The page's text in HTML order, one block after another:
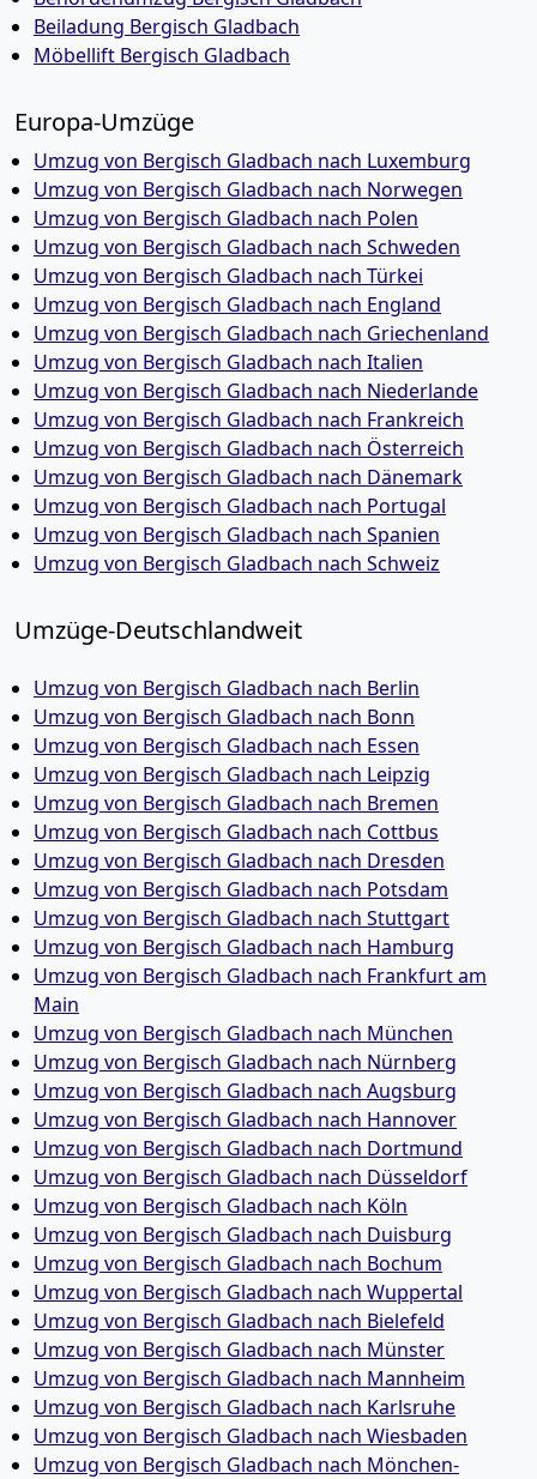
Beiladung Bergisch Gladbach
Möbellift Bergisch Gladbach
Europa-Umzüge
Umzug von Bergisch Gladbach nach Luxemburg
Umzug von Bergisch Gladbach nach Norwegen
Umzug von Bergisch Gladbach nach Polen
Umzug von Bergisch Gladbach nach Schweden
Umzug von Bergisch Gladbach nach Türkei
Umzug von Bergisch Gladbach nach England
Umzug von Bergisch Gladbach nach Griechenland
Umzug von Bergisch Gladbach nach Italien
Umzug von Bergisch Gladbach nach Niederlande
Umzug von Bergisch Gladbach nach Frankreich
Umzug von Bergisch Gladbach nach Österreich
Umzug von Bergisch Gladbach nach Dänemark
Umzug von Bergisch Gladbach nach Portugal
Umzug von Bergisch Gladbach nach Spanien
Umzug von Bergisch Gladbach nach Schweiz
Umzüge-Deutschlandweit
Umzug von Bergisch Gladbach nach Berlin
Umzug von Bergisch Gladbach nach Bonn
Umzug von Bergisch Gladbach nach Essen
Umzug von Bergisch Gladbach nach Leipzig
Umzug von Bergisch Gladbach nach Bremen
Umzug von Bergisch Gladbach nach Cottbus
Umzug von Bergisch Gladbach nach Dresden
Umzug von Bergisch Gladbach nach Potsdam
Umzug von Bergisch Gladbach nach Stuttgart
Umzug von Bergisch Gladbach nach Hamburg
Umzug von Bergisch Gladbach nach Frankfurt am
Main
Umzug von Bergisch Gladbach nach München
Umzug von Bergisch Gladbach nach Nürnberg
Umzug von Bergisch Gladbach nach Augsburg
Umzug von Bergisch Gladbach nach Hannover
Umzug von Bergisch Gladbach nach Dortmund
Umzug von Bergisch Gladbach nach Düsseldorf
Umzug von Bergisch Gladbach nach Köln
Umzug von Bergisch Gladbach nach Duisburg
Umzug von Bergisch Gladbach nach Bochum
Umzug von Bergisch Gladbach nach Wuppertal
Umzug von Bergisch Gladbach nach Bielefeld
Umzug von Bergisch Gladbach nach Münster
Umzug von Bergisch Gladbach nach Mannheim
Umzug von Bergisch Gladbach nach Karlsruhe
Umzug von Bergisch Gladbach nach Wiesbaden
Umzug von Bergisch Gladbach nach Mönchen­